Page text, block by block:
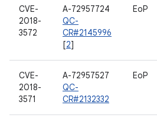
CVE-
2018-
3572
A-72957724
QC-
CR#2145996
[2]
EoP
CVE-
2018-
3571
A-72957527
QC-
CR#2132332
EoP